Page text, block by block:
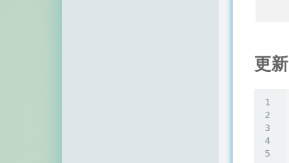
更新